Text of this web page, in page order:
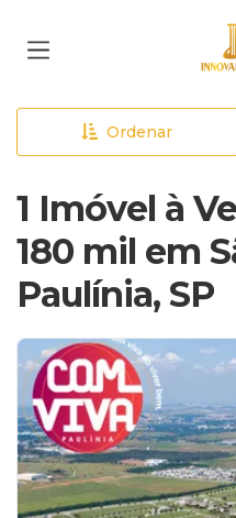
Ordenar
1 Imóvel à
180 mil em
Paulínia, SP